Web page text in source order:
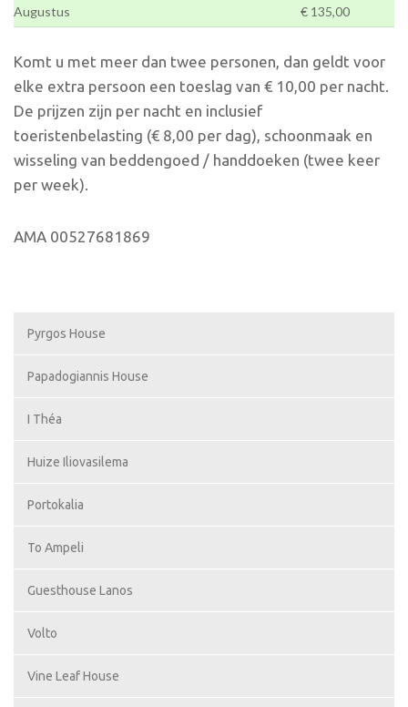
Augustus € 135,00
Komt u met meer dan twee personen, dan geldt voor
elke extra persoon een toeslag van € 10,00 per nacht.
De prijzen zijn per nacht en inclusief
toeristenbelasting (€ 8,00 per dag), schoonmaak en
wisseling van beddengoed / handdoeken (twee keer
per week).
ΑΜΑ 00527681869
Pyrgos House
Papadogiannis House
I Théa
Huize Iliovasilema
Portokalia
To Ampeli
Guesthouse Lanos
Volto
Vine Leaf House